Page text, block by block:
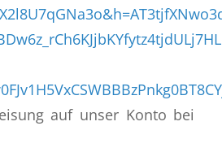
auf unser Konto bei